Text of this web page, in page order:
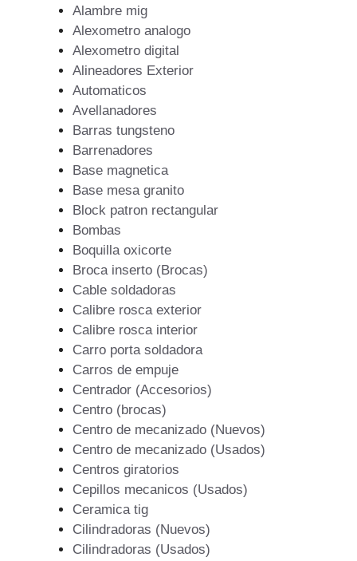
Alambre mig
Alexometro analogo
Alexometro digital
Alineadores Exterior
Automaticos
Avellanadores
Barras tungsteno
Barrenadores
Base magnetica
Base mesa granito
Block patron rectangular
Bombas
Boquilla oxicorte
Broca inserto (Brocas)
Cable soldadoras
Calibre rosca exterior
Calibre rosca interior
Carro porta soldadora
Carros de empuje
Centrador (Accesorios)
Centro (brocas)
Centro de mecanizado (Nuevos)
Centro de mecanizado (Usados)
Centros giratorios
Cepillos mecanicos (Usados)
Ceramica tig
Cilindradoras (Nuevos)
Cilindradoras (Usados)